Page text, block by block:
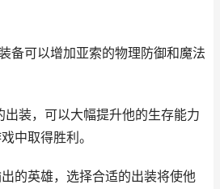
备可以增加亚索的物理防御和魔法
出装，可以大幅提升他的生存能力
中取得胜利。
的英雄，选择合适的出装将使他